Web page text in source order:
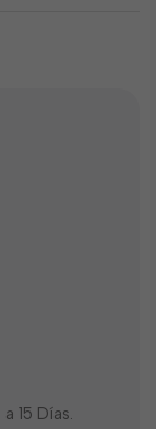
15 Días.